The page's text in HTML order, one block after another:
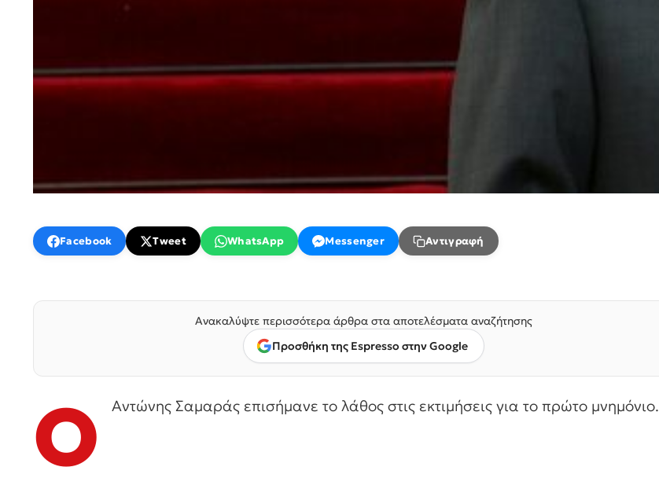
Facebook Tweet WhatsApp Messenger Αντιγραφή
Ανακαλύψτε περισσότερα άρθρα στα αποτελέσματα αναζήτησης
Προσθήκη της Espresso στην Google
Ο Αντώνης Σαμαράς επισήμανε το λάθος στις εκτιμήσεις για το πρώτο μνημόνιο.